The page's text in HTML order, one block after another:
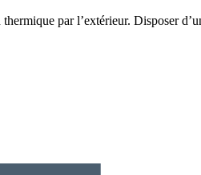
par l’extérieur. Disposer